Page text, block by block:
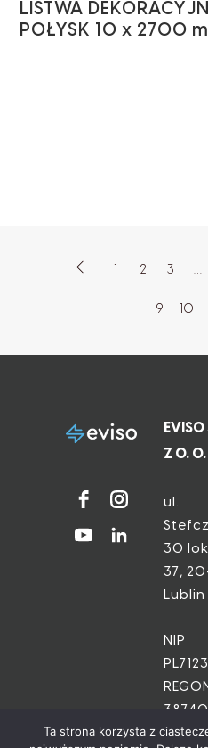
LISTWA
POŁYSK 10 x 2700
2 3 …
9 10
EVISO
Z O. O.
ul.
30
37,
Lublin
NIP
Ta strona korzysta z